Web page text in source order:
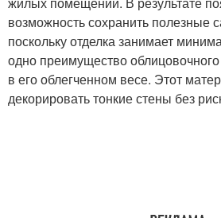
возможность сохранить полезные
поскольку отделка занимает
одно преимущество
в его облегченном весе. Этот
декорировать тонкие стены без